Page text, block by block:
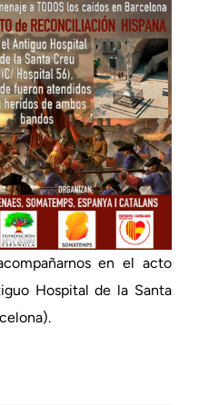
en el acto
Hospital de la Santa